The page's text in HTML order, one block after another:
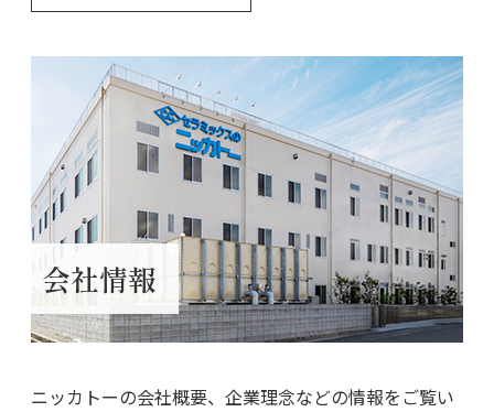
会社情報
ニッカトーの会社概要、企業理念などの情報をご覧い